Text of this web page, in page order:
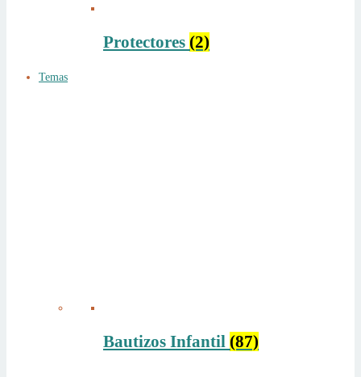
Protectores (2)
Temas
Bautizos Infantil (87)